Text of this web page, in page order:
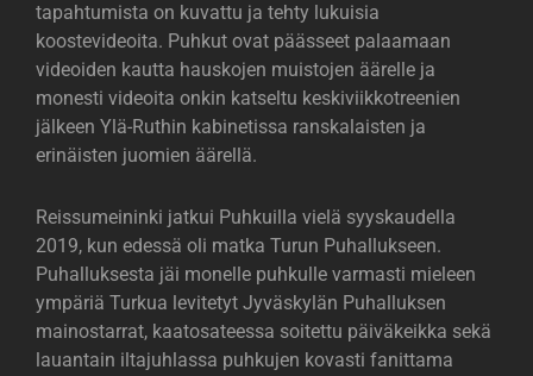
tapahtumista on kuvattu ja tehty lukuisia
koostevideoita. Puhkut ovat päässeet palaamaan
videoiden kautta hauskojen muistojen äärelle ja
monesti videoita onkin katseltu keskiviikkotreenien
jälkeen Ylä-Ruthin kabinetissa ranskalaisten ja
erinäisten juomien äärellä.
Reissumeininki jatkui Puhkuilla vielä syyskaudella
2019, kun edessä oli matka Turun Puhallukseen.
Puhalluksesta jäi monelle puhkulle varmasti mieleen
ympäriä Turkua levitetyt Jyväskylän Puhalluksen
mainostarrat, kaatosateessa soitettu päiväkeikka sekä
lauantain iltajuhlassa puhkujen kovasti fanittama